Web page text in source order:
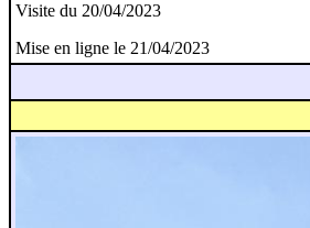
Visite du 20/04/2023
Mise en ligne le 21/04/2023